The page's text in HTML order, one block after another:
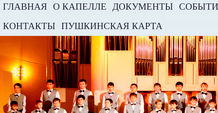
ГЛАВНАЯ О КАПЕЛЛЕ ДОКУМЕНТЫ
КОНТАКТЫ
ПУШКИНСКАЯ КАРТА